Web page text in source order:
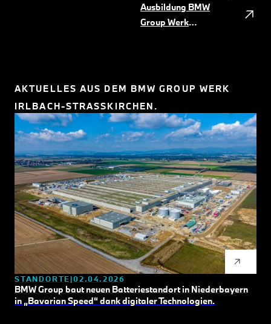
Ausbildung BMW
Group Werk
AKTUELLES AUS DEM BMW GROUP WERK
IRLBACH-STRASSKIRCHEN.
STANDORTE 02.04.2026
BMW Group baut neuen Batteriestandort in Niederbayern
in „Bavarian Speed“ dank digitaler Technologien.